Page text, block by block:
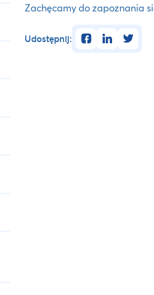
Zachęcamy do zapoznania
Udostępnij: facebooklinkedintwitter